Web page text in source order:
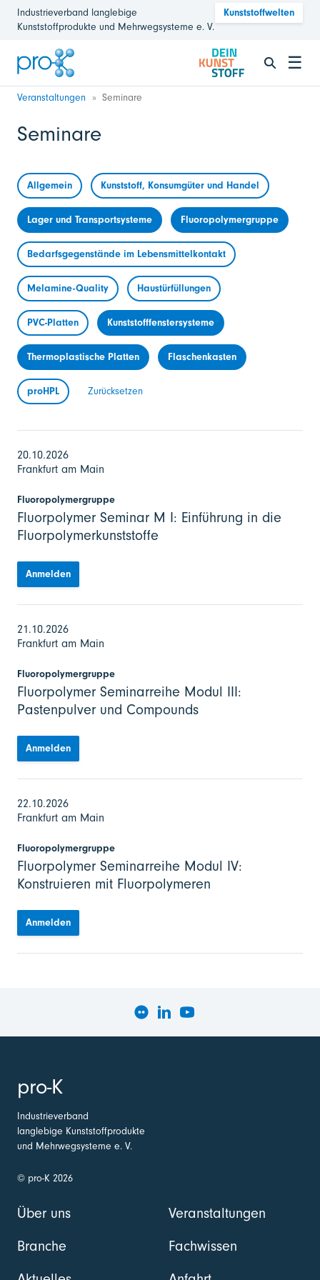
Industrieverband langlebige
Kunststoffprodukte und Mehrwegsysteme e. V.
Kunststoffwelten
☰
Veranstaltungen Seminare
Seminare
Allgemein Kunststoff, Konsumgüter und Handel
Lager und Transportsysteme Fluoropolymergruppe
Bedarfsgegenstände im Lebensmittelkontakt
Melamine-Quality Haustürfüllungen
PVC-Platten Kunststofffenstersysteme
Thermoplastische Platten Flaschenkasten
proHPL Zurücksetzen
20.10.2026
Frankfurt am Main
Fluoropolymergruppe
Fluorpolymer Seminar M I: Einführung in die
Fluorpolymerkunststoffe
Anmelden
21.10.2026
Frankfurt am Main
Fluoropolymergruppe
Fluorpolymer Seminarreihe Modul III:
Pastenpulver und Compounds
Anmelden
22.10.2026
Frankfurt am Main
Fluoropolymergruppe
Fluorpolymer Seminarreihe Modul IV:
Konstruieren mit Fluorpolymeren
Anmelden
pro-K
Industrieverband
langlebige Kunststoffprodukte
und Mehrwegsysteme e. V.
© pro-K 2026
Über uns
Branche
Veranstaltungen
Fachwissen